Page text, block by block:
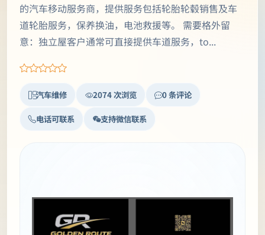
的汽车移动服务商，提供服务包括轮胎轮毂销售及车
道轮胎服务，保养换油，电池救援等。 需要格外留
意：独立屋客户通常可直接提供车道服务，to...
汽车维修 2074 次浏览 0 条评论
电话可联系 支持微信联系